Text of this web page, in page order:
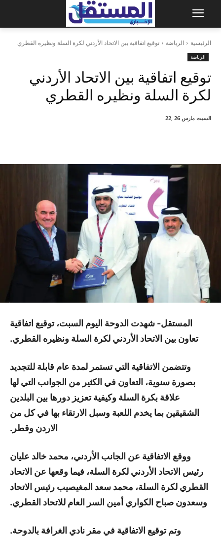
الرئيسية الرياضة توقيع اتفاقية بين الاتحاد الأردني لكرة السلة ونظيره القطري
الرياضة
توقيع اتفاقية بين الاتحاد الأردني
لكرة السلة ونظيره القطري
السبت مارس 26 ,22
المستقل- شهدت الدوحة اليوم السبت، توقيع اتفاقية
تعاون بين الاتحاد الأردني لكرة السلة ونظيره القطري.
وتتضمن الاتفاقية التي تستمر لمدة عام قابلة للتجديد
بصورة سنوية، التعاون في الكثير من الجوانب التي لها
علاقة بكرة السلة وكيفية تعزيز دورها بين البلدين
الشقيقين بما يخدم اللعبة وسبل الارتقاء بها في كل من
الاردن وقطر.
ووقع الاتفاقية عن الجانب الأردني، محمد خالد عليان
رئيس الاتحاد الأردني لكرة السلة، فيما وقعها عن الاتحاد
القطري لكرة السلة، محمد سعد المغيصيب رئيس الاتحاد
وسعدون صباح الكواري أمين السر العام للاتحاد القطري.
وتم توقيع الاتفاقية في مقر نادي الغرافة بالدوحة.